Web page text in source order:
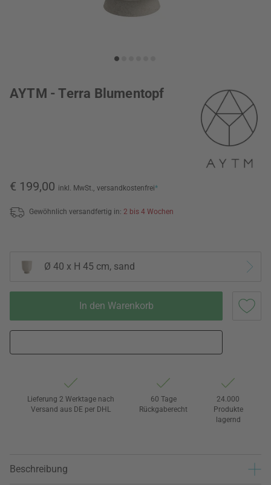
AYTM - Terra Blumentopf
€ 199,00 inkl. MwSt., versandkostenfrei*
Gewöhnlich versandfertig in: 2 bis 4 Wochen
Ø 40 x H 45 cm, sand
In den Warenkorb
Lieferung 2 Werktage nach
Versand aus DE per DHL
60 Tage
Rückgaberecht
24.000
Produkte
lagernd
Beschreibung